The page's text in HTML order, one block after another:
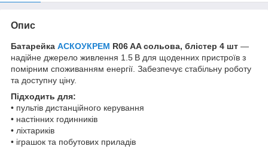
Опис
Батарейка АСКОУКРЕМ R06 AA сольова, блістер 4 шт —
надійне джерело живлення 1.5 В для щоденних пристроїв з
помірним споживанням енергії. Забезпечує стабільну роботу
та доступну ціну.
Підходить для:
• пультів дистанційного керування
• настінних годинників
• ліхтариків
• іграшок та побутових приладів